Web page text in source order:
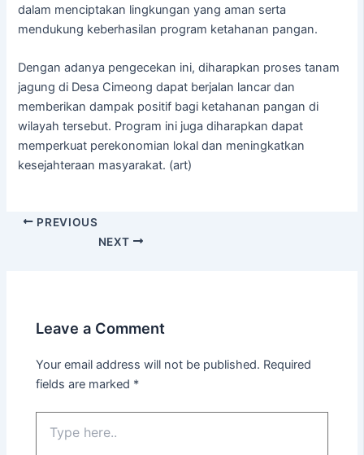
dalam menciptakan lingkungan yang aman serta
mendukung keberhasilan program ketahanan pangan.
Dengan adanya pengecekan ini, diharapkan proses tanam
jagung di Desa Cimeong dapat berjalan lancar dan
memberikan dampak positif bagi ketahanan pangan di
wilayah tersebut. Program ini juga diharapkan dapat
memperkuat perekonomian lokal dan meningkatkan
kesejahteraan masyarakat. (art)
PREVIOUS
NEXT
Leave a Comment
Your email address will not be published. Required
fields are marked *
here..